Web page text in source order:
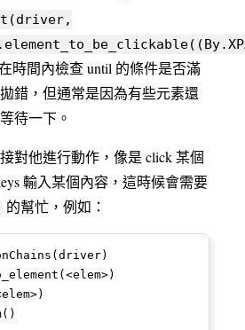
時間內檢查 until 的條件是否滿
錯，但通常是因為有些元素還
待一下。
對他進行動作，像是 click 某個
輸入某個內容，這時候會需要
的幫忙，例如：